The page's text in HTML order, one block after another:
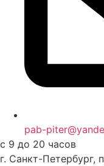
pab-
с 9 до 20 часов
г. Санкт-Петербург,